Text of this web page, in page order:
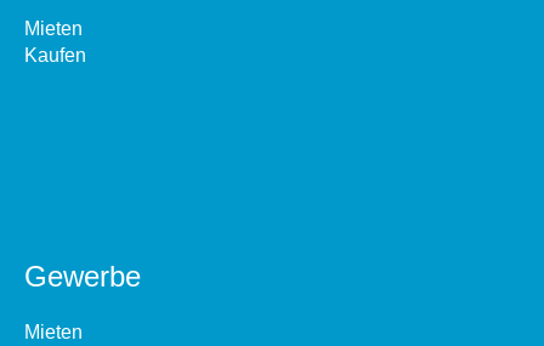
Mieten
Kaufen
Gewerbe
Mieten